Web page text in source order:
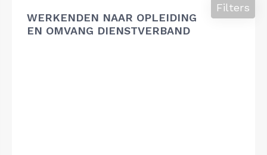
WERKENDEN NAAR OPLEIDING
EN OMVANG DIENSTVERBAND
Filters